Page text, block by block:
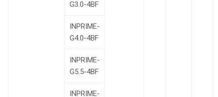
G3.0-4BF
INPRIME-
G4.0-4BF
INPRIME-
G5.5-4BF
INPRIME-